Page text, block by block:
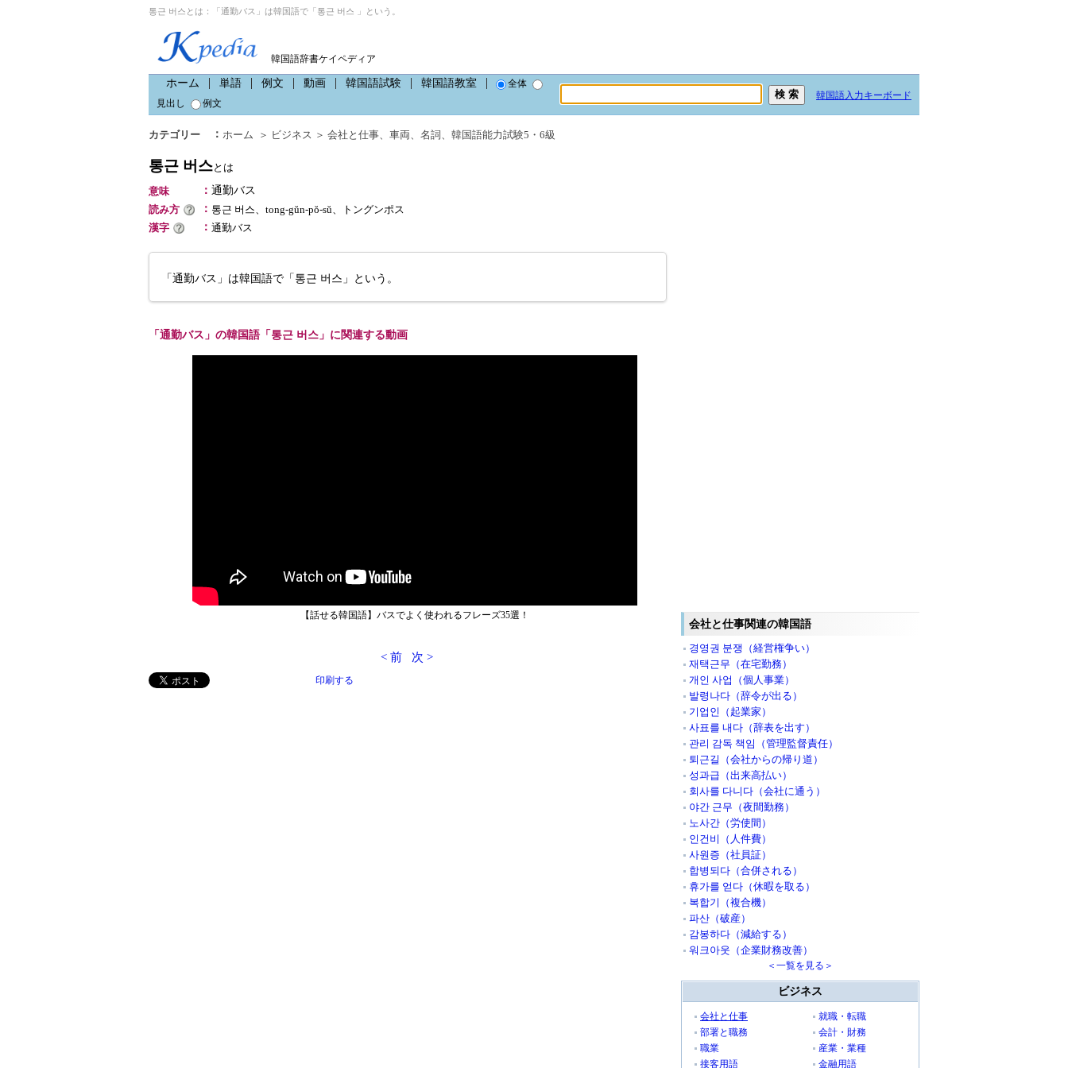
통근 버스とは：「通勤バス」は韓国語で「통근 버스 」という。
韓国語辞書ケイペディア
ホーム 単語 例文 動画 韓国語試験 韓国語教室
全体
見出し
例文
韓国語入力キーボード
カテゴリー ： ホーム ＞ ビジネス ＞ 会社と仕事、 車両、 名詞 、 韓国語能力試験5・6級
통근 버스とは
意味
： 通勤バス
読み方
： 통근 버스、tong-gŭn-pŏ-sŭ、トングンポス
漢字
： 通勤バス
「通勤バス」は韓国語で「통근 버스」という。
「通勤バス」の韓国語「통근 버스」に関連する動画
【話せる韓国語】バスでよく使われるフレーズ35選！
< 前 次 >
印刷する
会社と仕事関連の韓国語
경영권 분쟁（経営権争い）
재택근무（在宅勤務）
개인 사업（個人事業）
발령나다（辞令が出る）
기업인（起業家）
사표를 내다（辞表を出す）
관리 감독 책임（管理監督責任）
퇴근길（会社からの帰り道）
성과급（出来高払い）
회사를 다니다（会社に通う）
야간 근무（夜間勤務）
노사간（労使間）
인건비（人件費）
사원증（社員証）
합병되다（合併される）
휴가를 얻다（休暇を取る）
복합기（複合機）
파산（破産）
감봉하다（減給する）
워크아웃（企業財務改善）
＜一覧を見る＞
ビジネス
会社と仕事
就職・転職
部署と職務
会計・財務
職業
産業・業種
接客用語
金融用語